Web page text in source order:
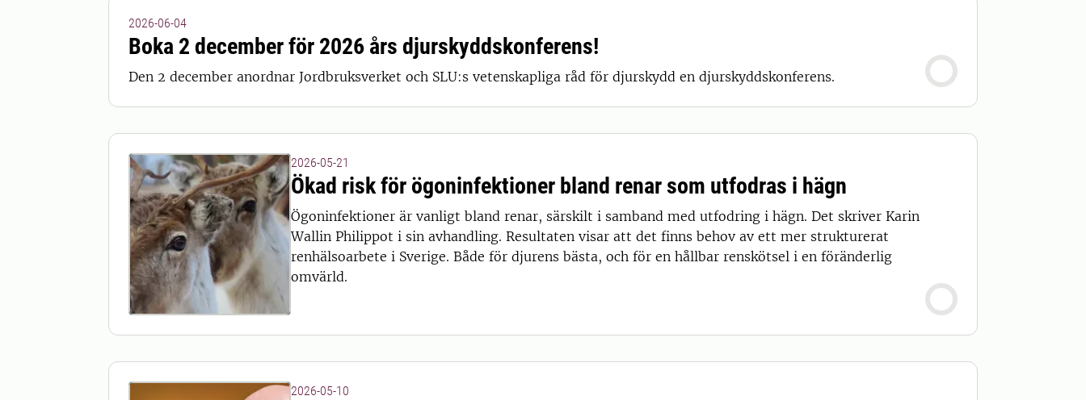
2026-06-04
Boka 2 december för 2026 års djurskyddskonferens!
Den 2 december anordnar Jordbruksverket och SLU:s vetenskapliga råd för djurskydd en djurskyddskonferens.
2026-05-21
Ökad risk för ögoninfektioner bland renar som utfodras i hägn
Ögoninfektioner är vanligt bland renar, särskilt i samband med utfodring i hägn. Det skriver Karin
Wallin Philippot i sin avhandling. Resultaten visar att det finns behov av ett mer strukturerat
renhälsoarbete i Sverige. Både för djurens bästa, och för en hållbar renskötsel i en föränderlig
omvärld.
2026-05-10